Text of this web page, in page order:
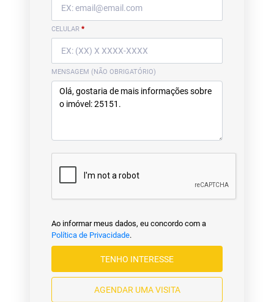
CELULAR *
MENSAGEM (NÃO OBRIGATÓRIO)
Ao informar meus dados, eu concordo com a
Política de Privacidade.
TENHO INTERESSE
AGENDAR UMA VISITA